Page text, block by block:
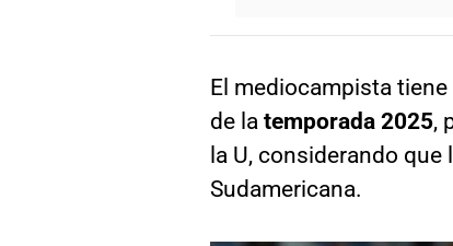
El mediocampista
de la temporada 2025,
la U, considerando
Sudamericana.